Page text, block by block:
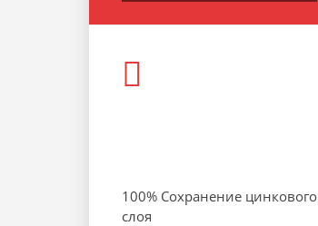
100% Сохранение цинкового
слоя